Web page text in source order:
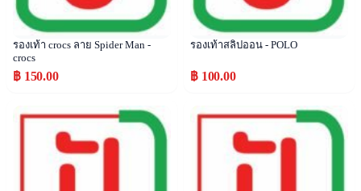
รองเท้า crocs ลาย Spider Man -
crocs
฿ 150.00
รองเท้าสลิปออน - POLO
฿ 100.00
Popular Popular